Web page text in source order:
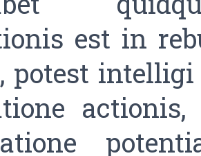
est in
potest intelligi
actionis,